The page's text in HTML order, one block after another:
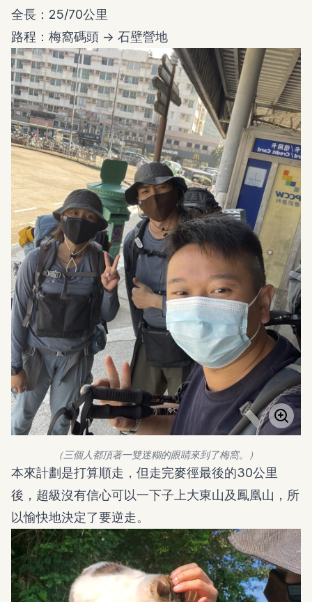
全長：25/70公里
路程：梅窩碼頭 -> 石壁營地
（三個人都頂著一雙迷糊的眼睛來到了梅窩。）
本來計劃是打算順走，但走完麥徑最後的30公里
後，超級沒有信心可以一下子上大東山及鳳凰山，所
以愉快地決定了要逆走。